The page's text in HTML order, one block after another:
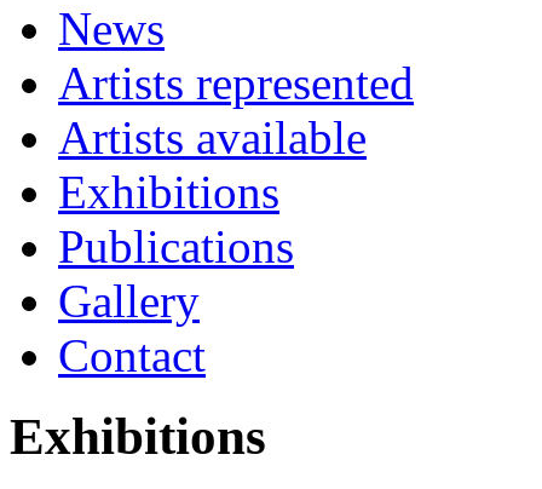
News
Artists represented
Artists available
Exhibitions
Publications
Gallery
Contact
Exhibitions